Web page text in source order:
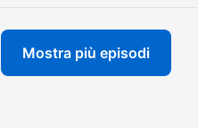
Mostra più episodi